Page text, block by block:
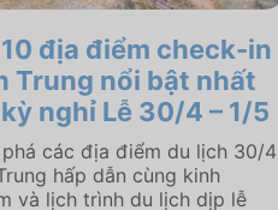
địa điểm check-in
Trung nổi bật nhất
nghỉ Lễ 30/4 – 1/5
phá các địa điểm du lịch 30/4
hấp dẫn cùng kinh
và lịch trình du lịch dịp lễ